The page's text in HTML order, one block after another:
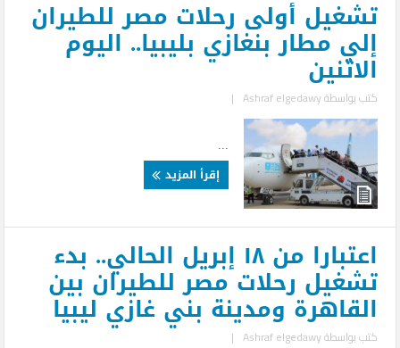
تشغيل أولى رحلات مصر للطيران
إلي مطار بنغازي بليبيا.. اليوم
الاثنين
كتب بواسطةAshraf elgedawy
|
إقرأ المزيد
اعتبارا من ١٨ إبريل الحالي.. بدء
تشغيل رحلات مصر للطيران بين
القاهرة ومدينة بني غازي ليبيا
كتب بواسطةAshraf elgedawy
|